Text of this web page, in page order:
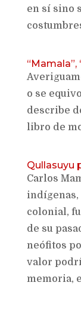
en sí sino
o se
describe
libro de
Qullasuyu
Carlos
indígenas,
colonial,
de su
neófitos
valor
memoria,